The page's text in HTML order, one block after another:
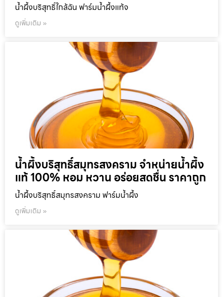
น้ำผึ้งบริสุทธิ์ใกล้ฉัน ฟาร์มน้ำผึ้งแท้จ
ดูเพิ่มเติม »
น้ำผึ้งบริสุทธิ์สมุทรสงคราม จำหน่ายน้ำผึ้ง
แท้ 100% หอม หวาน อร่อยสดชื่น ราคาถูก
น้ำผึ้งบริสุทธิ์สมุทรสงคราม ฟาร์มน้ำผึ้ง
ดูเพิ่มเติม »